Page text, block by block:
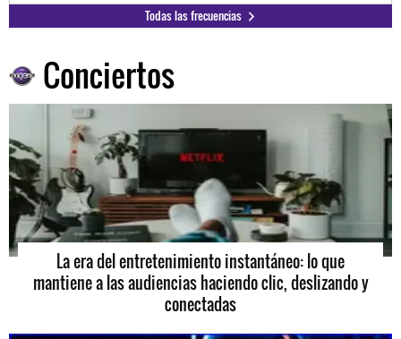
Todas las frecuencias
Conciertos
La era del entretenimiento instantáneo: lo que
mantiene a las audiencias haciendo clic, deslizando y
conectadas